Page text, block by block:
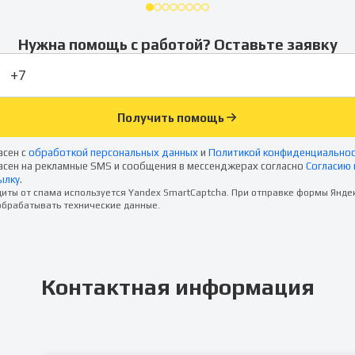
Нужна помощь с работой? Оставьте заявку
Получить помощь
с обработкой персональных данных и Политикой
на рекламные SMS и сообщения в мессенджерах согласно Согласию
.
от спама используется Yandex SmartCaptcha. При отправке формы
технические данные.
Контактная информация